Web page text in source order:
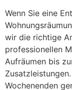
Wenn Sie eine
wir die richtige
professionellen
Aufräumen bis
Wochenenden